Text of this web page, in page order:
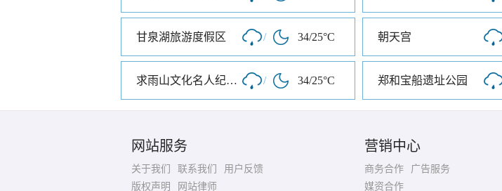
甘泉湖旅游度假区 / 34/25°C 朝天宫
求雨山文化名人纪念馆 / 34/25°C 郑和宝船遗址公园
网站服务
关于我们 联系我们
用户反馈
版权声明
网站律师
营销中心
商务合作
广告服务
媒资合作